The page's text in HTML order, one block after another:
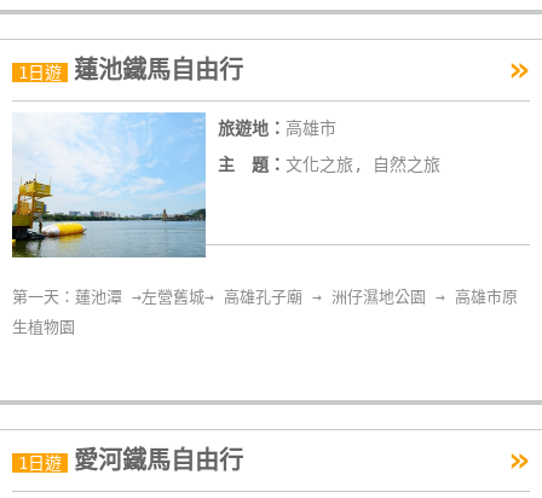
1日遊 蓮池鐵馬自由行 »
旅遊地： 高雄市
主 題： 文化之旅, 自然之旅
第一天：蓮池潭 →左營舊城→ 高雄孔子廟 → 洲仔濕地公園 → 高雄市原
生植物園
1日遊 愛河鐵馬自由行 »